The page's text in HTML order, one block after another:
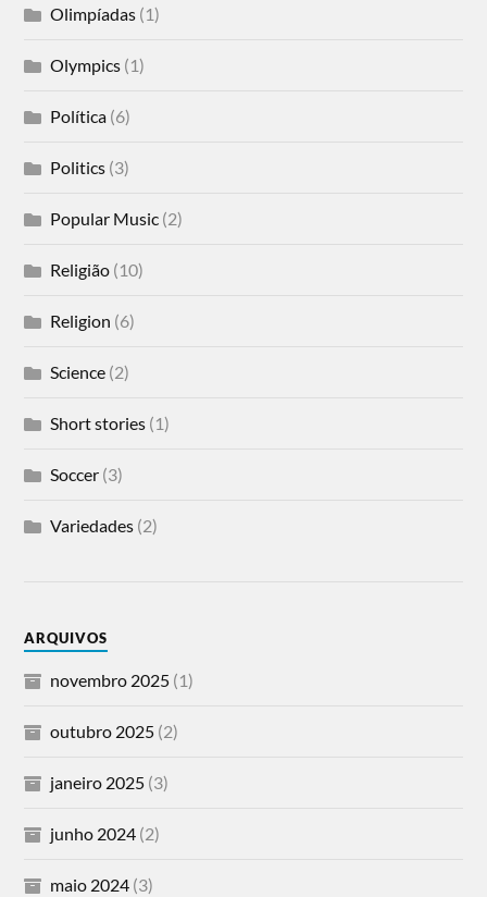
Olimpíadas (1)
Olympics (1)
Política (6)
Politics (3)
Popular Music (2)
Religião (10)
Religion (6)
Science (2)
Short stories (1)
Soccer (3)
Variedades (2)
ARQUIVOS
novembro 2025 (1)
outubro 2025 (2)
janeiro 2025 (3)
junho 2024 (2)
maio 2024 (3)